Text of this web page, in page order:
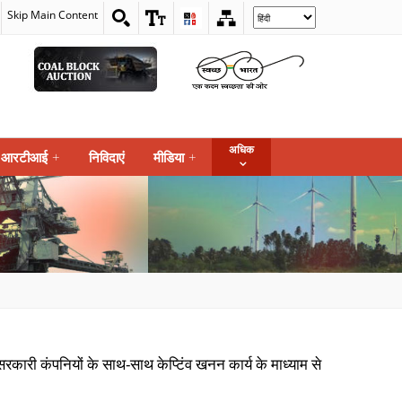
Skip Main Content
Select
your
आरटीआई + निविदाएं मीडिया + अधिक
कंपनियों के साथ-साथ केप्टिंव खनन कार्य के माध्याम से